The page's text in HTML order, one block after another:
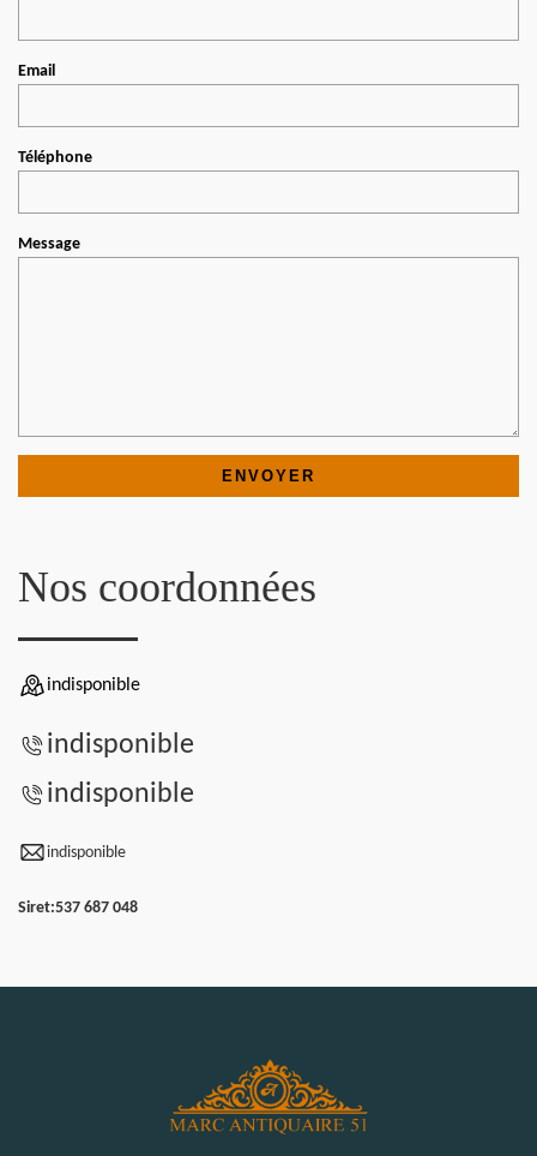
Email
Téléphone
Message
Nos coordonnées
indisponible
indisponible
indisponible
indisponible
Siret:537 687 048